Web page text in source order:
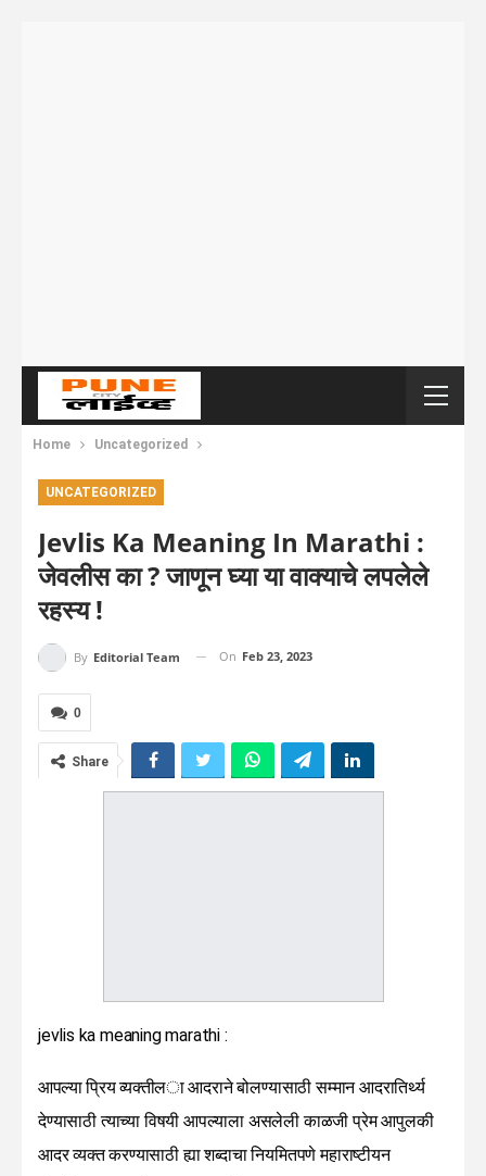
Home Uncategorized
UNCATEGORIZED
Jevlis Ka Meaning In Marathi :
जेवलीस का ? जाणून घ्या या वाक्याचे लपलेले
रहस्य !
By Editorial Team On Feb 23, 2023
0
Share
jevlis ka meaning marathi :
आपल्या प्रिय व्यक्तीला आदराने बोलण्यासाठी सम्मान आदरातिर्थ्य
देण्यासाठी त्याच्या विषयी आपल्याला असलेली काळजी प्रेम आपुलकी
आदर व्यक्त करण्यासाठी ह्या शब्दाचा नियमितपणे महाराष्टीयन